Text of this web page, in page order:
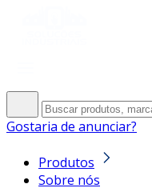
Gostaria de anunciar?
Produtos
Sobre nós